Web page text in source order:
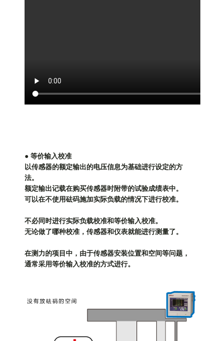
● 等价输入校准
以传感器的额定输出的电压信息为基础进行设定的方
法。
额定输出记载在购买传感器时附带的试验成绩表中。
可以在不使用砝码施加实际负载的情况下进行校准。
不必同时进行实际负载校准和等价输入校准。
无论做了哪种校准，传感器和仪表就能进行测量了。
在测力的项目中，由于传感器安装位置和空间等问题，
通常采用等价输入校准的方式进行。